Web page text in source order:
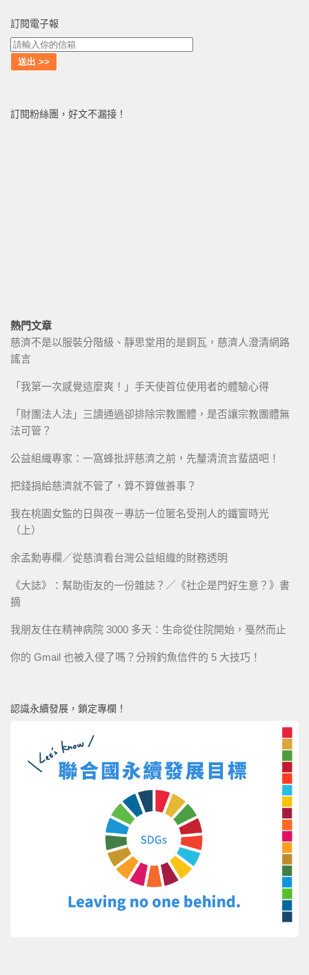
訂閱電子報
訂閱粉絲團，好文不漏接！
熱門文章
慈濟不是以服裝分階級、靜思堂用的是銅瓦，慈濟人澄清網路
謠言
「我第一次感覺這麼爽！」手天使首位使用者的體驗心得
「財團法人法」三讀通過卻排除宗教團體，是否讓宗教團體無
法可管？
公益組織專家：一窩蜂批評慈濟之前，先釐清流言蜚語吧！
把錢捐給慈濟就不管了，算不算做善事？
我在桃園女監的日與夜－專訪一位匿名受刑人的鐵窗時光
（上）
余孟勳專欄／從慈濟看台灣公益組織的財務透明
《大誌》：幫助街友的一份雜誌？／《社企是門好生意？》書
摘
我朋友住在精神病院 3000 多天：生命從住院開始，戞然而止
你的 Gmail 也被入侵了嗎？分辨釣魚信件的 5 大技巧！
認識永續發展，鎖定專欄！